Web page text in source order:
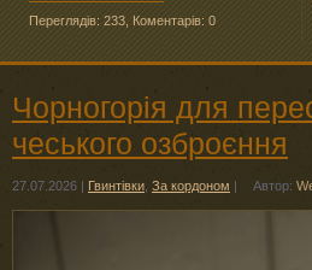
Переглядів: 233 Коментарів: 0
Чорногорія для
чеського озброєння
27.07.2026 | Гвинтівки За кордоном | Автор: